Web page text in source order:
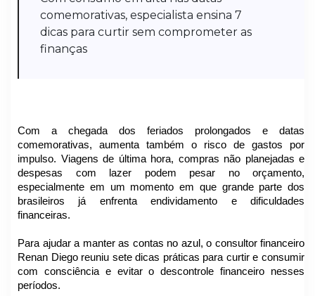
comemorativas, especialista ensina 7
dicas para curtir sem comprometer as
finanças
Com a chegada dos feriados prolongados e datas
comemorativas, aumenta também o risco de gastos por
impulso. Viagens de última hora, compras não planejadas e
despesas com lazer podem pesar no orçamento,
especialmente em um momento em que grande parte dos
brasileiros já enfrenta endividamento e dificuldades
financeiras.
Para ajudar a manter as contas no azul, o consultor financeiro
Renan Diego reuniu sete dicas práticas para curtir e consumir
com consciência e evitar o descontrole financeiro nesses
períodos.